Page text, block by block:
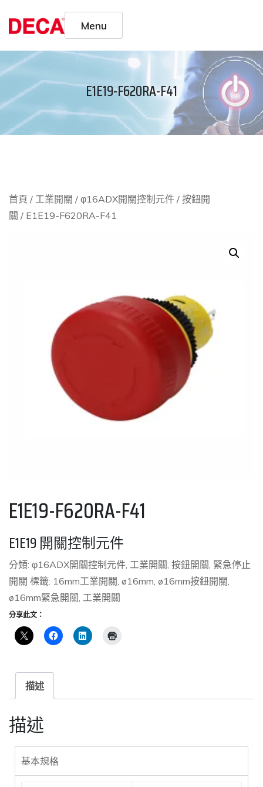
Menu
E1E19-F620RA-F41
首頁 / 工業開關 / φ16ADX開關控制元件 / 按鈕開
關 / E1E19-F620RA-F41
E1E19-F620RA-F41
E1E19 開關控制元件
分類: φ16ADX開關控制元件, 工業開關, 按鈕開關, 緊急停止
開關 標籤: 16mm工業開關, ø16mm, ø16mm按鈕開關,
ø16mm緊急開關, 工業開關
分享此文：
描述
描述
基本規格